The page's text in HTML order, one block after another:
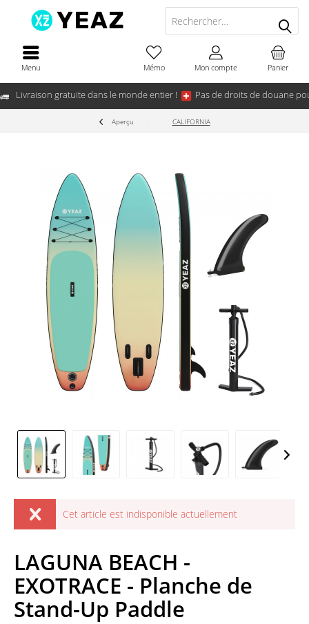
Livraison gratuite dans le monde entier ! Pas de droits de douane
Menu Panier
Mémo Mon compte
Aperçu CALIFORNIA
Cet article est indisponible actuellement
LAGUNA BEACH -
EXOTRACE - Planche de
Stand-Up Paddle